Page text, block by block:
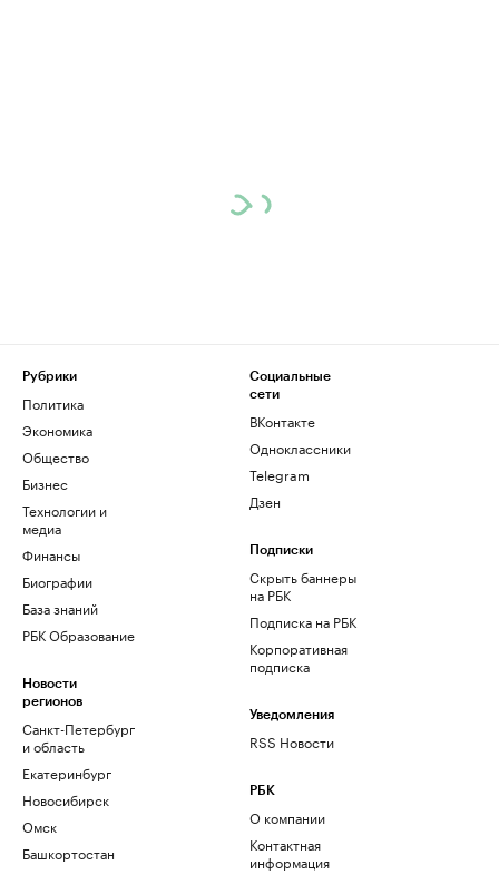
Рубрики
Политика
Экономика
Общество
Бизнес
Технологии и
медиа
Финансы
Биографии
База знаний
РБК Образование
Новости
регионов
Санкт-Петербург
и область
Екатеринбург
Новосибирск
Омск
Башкортостан
Социальные
сети
ВКонтакте
Одноклассники
Telegram
Дзен
Подписки
Скрыть баннеры
на РБК
Подписка на РБК
Корпоративная
подписка
Уведомления
RSS Новости
РБК
О компании
Контактная
информация